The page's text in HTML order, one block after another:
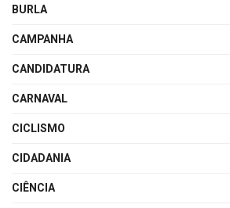
BURLA
CAMPANHA
CANDIDATURA
CARNAVAL
CICLISMO
CIDADANIA
CIÊNCIA